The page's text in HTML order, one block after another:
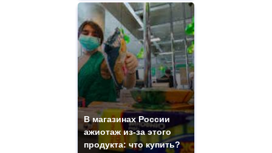
В магазинах России
ажиотаж из-за этого
продукта: что купить?